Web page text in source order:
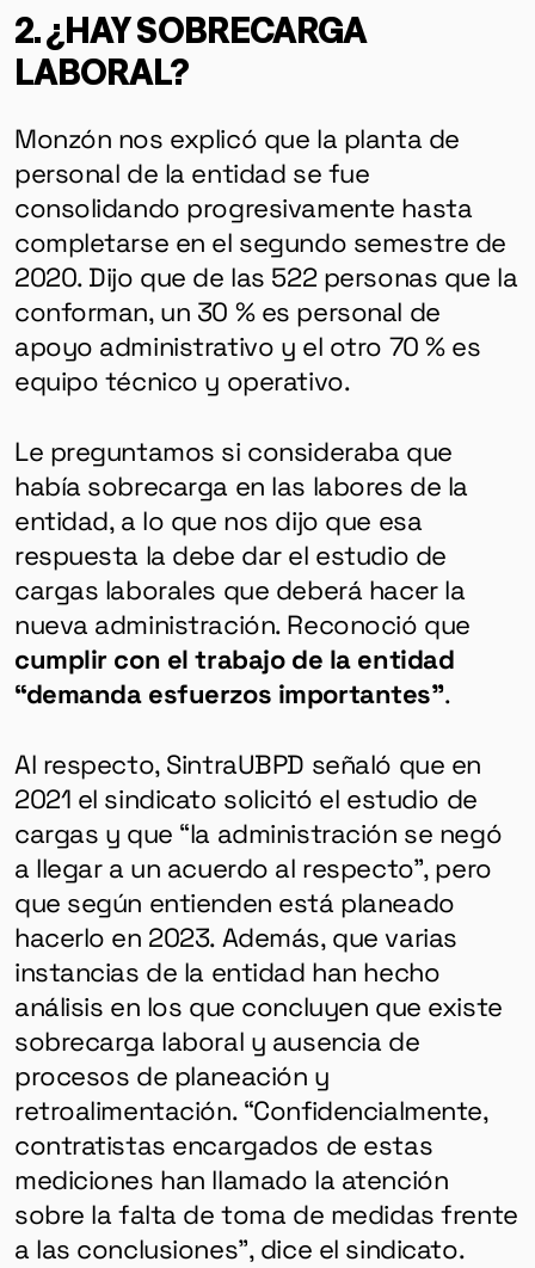
2. ¿HAY SOBRECARGA
LABORAL?
Monzón nos explicó que la planta de
personal de la entidad se fue
consolidando progresivamente hasta
completarse en el segundo semestre de
2020. Dijo que de las 522 personas que la
conforman, un 30 % es personal de
apoyo administrativo y el otro 70 % es
equipo técnico y operativo.
Le preguntamos si consideraba que
había sobrecarga en las labores de la
entidad, a lo que nos dijo que esa
respuesta la debe dar el estudio de
cargas laborales que deberá hacer la
nueva administración. Reconoció que
cumplir con el trabajo de la entidad
“demanda esfuerzos importantes”.
Al respecto, SintraUBPD señaló que en
2021 el sindicato solicitó el estudio de
cargas y que “la administración se negó
a llegar a un acuerdo al respecto”, pero
que según entienden está planeado
hacerlo en 2023. Además, que varias
instancias de la entidad han hecho
análisis en los que concluyen que existe
sobrecarga laboral y ausencia de
procesos de planeación y
retroalimentación. “Confidencialmente,
contratistas encargados de estas
mediciones han llamado la atención
sobre la falta de toma de medidas frente
a las conclusiones”, dice el sindicato.